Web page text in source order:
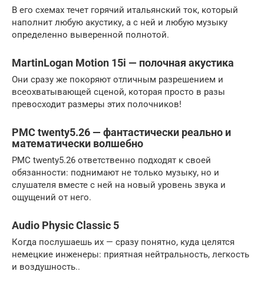
В его схемах течет горячий итальянский ток, который
наполнит любую акустику, а с ней и любую музыку
определенно выверенной полнотой.
MartinLogan Motion 15i — полочная акустика
Они сразу же покоряют отличным разрешением и
всеохватывающей сценой, которая просто в разы
превосходит размеры этих полочников!
PMC twenty5.26 — фантастически реально и
математически волшебно
PMC twenty5.26 ответственно подходят к своей
обязанности: поднимают не только музыку, но и
слушателя вместе с ней на новый уровень звука и
ощущений от него.
Audio Physic Classic 5
Когда послушаешь их — сразу понятно, куда целятся
немецкие инженеры: приятная нейтральность, легкость
и воздушность..